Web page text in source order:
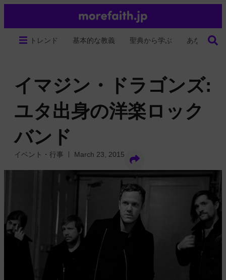
トレンド 基本的な教義 聖典から学ぶ あなたの生
イマジン・ドラゴンズ:
ユタ出身の洋楽ロック
バンド
イベント・行事 March 23, 2015